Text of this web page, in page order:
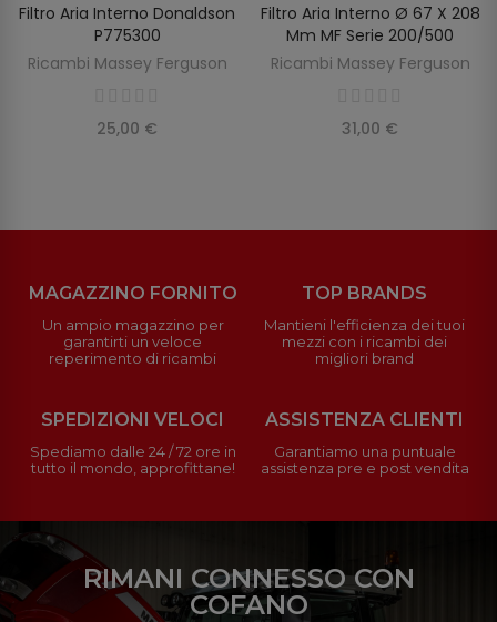
AGGIUNGI AL CARRELLO
Filtro Aria Interno Donaldson
P775300
Ricambi Massey Ferguson
25,00 €
SCOPRIRE
Filtro Aria Interno Ø 67 X 208
Mm MF Serie 200/500
Ricambi Massey Ferguson
31,00 €
MAGAZZINO FORNITO
Un ampio magazzino per
garantirti un veloce
reperimento di ricambi
TOP BRANDS
Mantieni l'efficienza dei tuoi
mezzi con i ricambi dei
migliori brand
SPEDIZIONI VELOCI
Spediamo dalle 24 / 72 ore in
tutto il mondo, approfittane!
ASSISTENZA CLIENTI
Garantiamo una puntuale
assistenza pre e post vendita
RIMANI CONNESSO CON
COFANO